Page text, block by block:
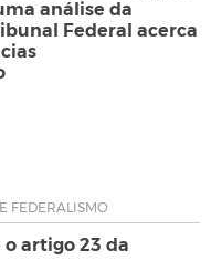
análise da
Federal acerca
FEDERALISMO
artigo 23 da